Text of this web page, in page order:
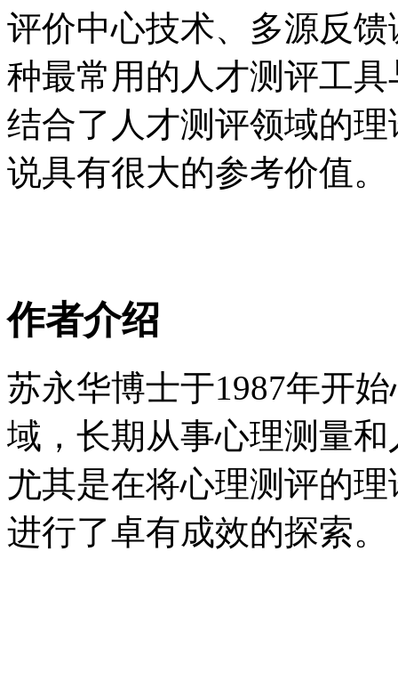
评价中心技术、多源反
种最常用的人才测评工
结合了人才测评领域的
说具有很大的参考价值。
作者介绍
苏永华博士于1987年开
域，长期从事心理测量
尤其是在将心理测评的
进行了卓有成效的探索。